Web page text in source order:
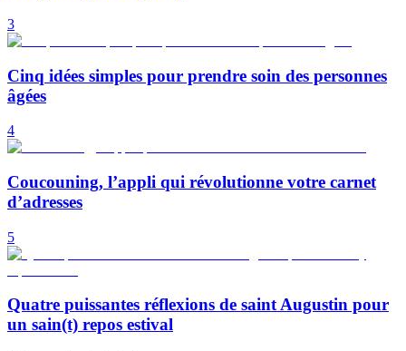
3
Cinq idées simples pour prendre soin des personnes
âgées
4
Coucouning, l’appli qui révolutionne votre carnet
d’adresses
5
Quatre puissantes réflexions de saint Augustin pour
un sain(t) repos estival